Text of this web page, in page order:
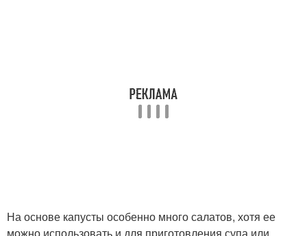
Низкокалорийные
Салаты с куриной
На основе капусты особенно много салатов, хотя ее